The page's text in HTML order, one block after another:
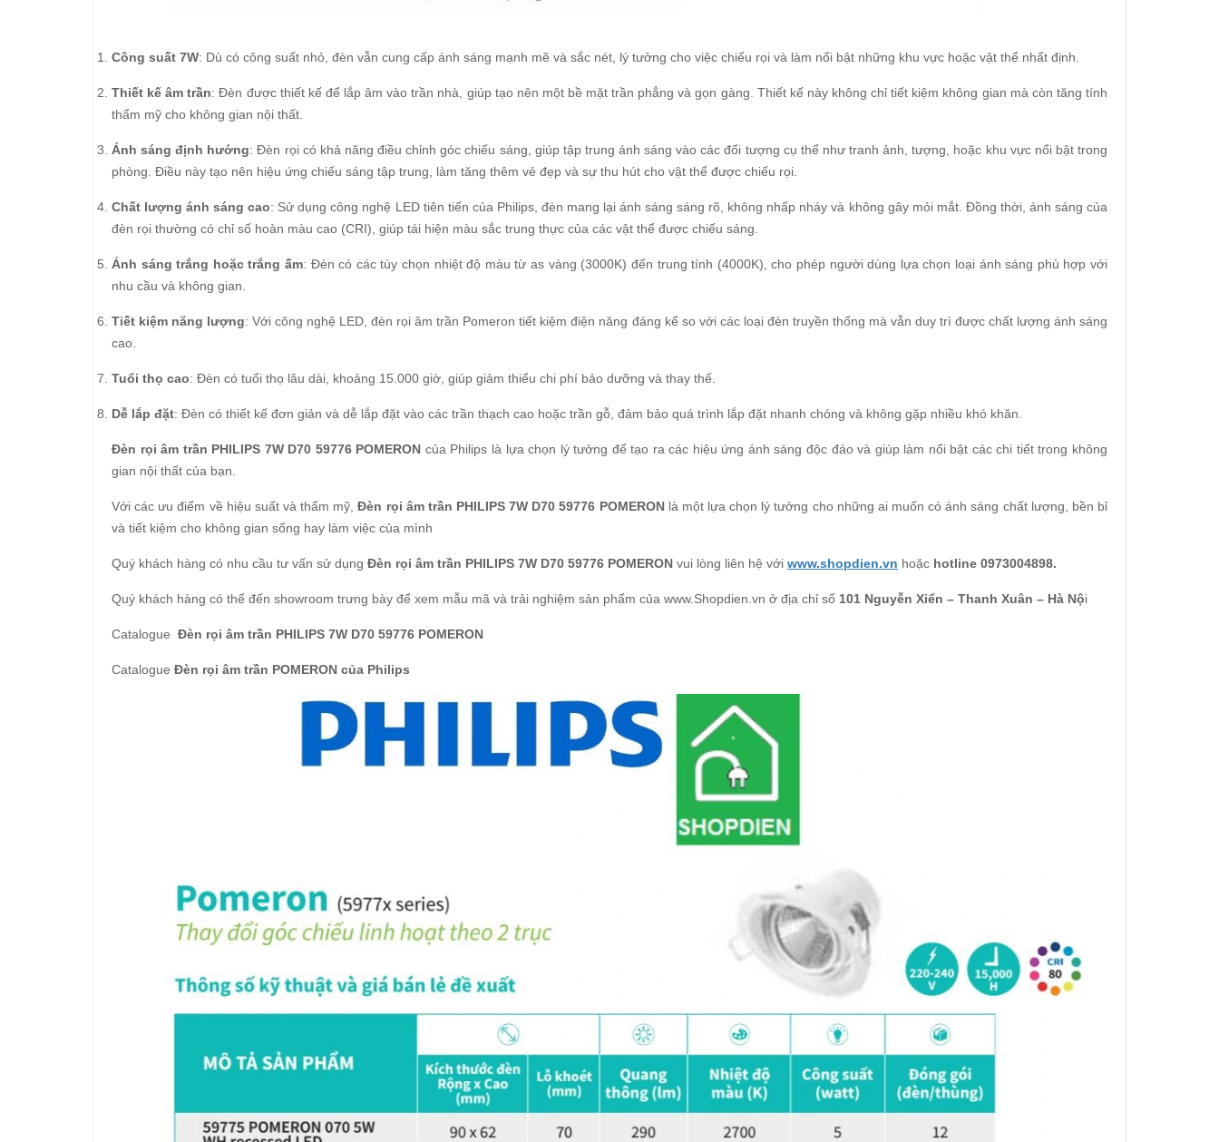
Công suất 7W: Dù có công suất nhỏ, đèn vẫn cung cấp ánh sáng mạnh mẽ và sắc nét, lý tưởng cho việc chiếu rọi và làm nổi bật những khu vực hoặc vật thể nhất định.
Thiết kế âm trần: Đèn được thiết kế để lắp âm vào trần nhà, giúp tạo nên một bề mặt trần phẳng và gọn gàng. Thiết kế này không chỉ tiết kiệm không gian mà còn tăng tính
thẩm mỹ cho không gian nội thất.
Ánh sáng định hướng: Đèn rọi có khả năng điều chỉnh góc chiếu sáng, giúp tập trung ánh sáng vào các đối tượng cụ thể như tranh ảnh, tượng, hoặc khu vực nổi bật trong
phòng. Điều này tạo nên hiệu ứng chiếu sáng tập trung, làm tăng thêm vẻ đẹp và sự thu hút cho vật thể được chiếu rọi.
Chất lượng ánh sáng cao: Sử dụng công nghệ LED tiên tiến của Philips, đèn mang lại ánh sáng sáng rõ, không nhấp nháy và không gây mỏi mắt. Đồng thời, ánh sáng của
đèn rọi thường có chỉ số hoàn màu cao (CRI), giúp tái hiện màu sắc trung thực của các vật thể được chiếu sáng.
Ánh sáng trắng hoặc trắng ấm: Đèn có các tùy chọn nhiệt độ màu từ as vàng (3000K) đến trung tính (4000K), cho phép người dùng lựa chọn loại ánh sáng phù hợp với
nhu cầu và không gian.
Tiết kiệm năng lượng: Với công nghệ LED, đèn rọi âm trần Pomeron tiết kiệm điện năng đáng kể so với các loại đèn truyền thống mà vẫn duy trì được chất lượng ánh sáng
cao.
Tuổi thọ cao: Đèn có tuổi thọ lâu dài, khoảng 15.000 giờ, giúp giảm thiểu chi phí bảo dưỡng và thay thế.
Dễ lắp đặt: Đèn có thiết kế đơn giản và dễ lắp đặt vào các trần thạch cao hoặc trần gỗ, đảm bảo quá trình lắp đặt nhanh chóng và không gặp nhiều khó khăn.
Đèn rọi âm trần PHILIPS 7W D70 59776 POMERON của Philips là lựa chọn lý tưởng để tạo ra các hiệu ứng ánh sáng độc đáo và giúp làm nổi bật các chi tiết trong không
gian nội thất của bạn.
Với các ưu điểm về hiệu suất và thẩm mỹ,Đèn rọi âm trần PHILIPS 7W D70 59776 POMERONlà một lựa chọn lý tưởng cho những ai muốn có ánh sáng chất lượng, bền bỉ
và tiết kiệm cho không gian sống hay làm việc của mình
Quý khách hàng có nhu cầu tư vấn sử dụng Đèn rọi âm trần PHILIPS 7W D70 59776 POMERON vui lòng liên hệ với www.shopdien.vn hoặc hotline 0973004898.
Quý khách hàng có thể đến showroom trưng bày để xem mẫu mã và trải nghiệm sản phẩm của www.Shopdien.vn ở địa chỉ số 101 Nguyễn Xiển – Thanh Xuân – Hà Nội
Catalogue Đèn rọi âm trần PHILIPS 7W D70 59776 POMERON
Catalogue Đèn rọi âm trần POMERON của Philips